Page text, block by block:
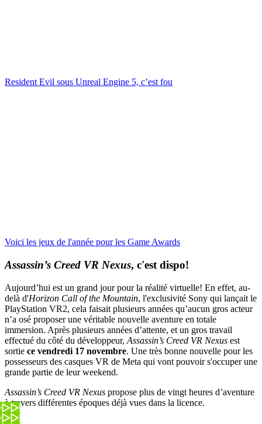
Resident Evil sous Unreal Engine 5, c’est fou
Voici les jeux de l'année pour les Game Awards
Assassin’s Creed VR Nexus, c'est dispo!
Aujourd’hui est un grand jour pour la réalité virtuelle! En effet, au-
delà d'Horizon Call of the Mountain, l'exclusivité Sony qui lançait le
PlayStation VR2, cela faisait plusieurs années qu’aucun gros acteur
n’a osé proposer une véritable nouvelle aventure en totale
immersion. Après plusieurs années d’attente, et un gros travail
effectué du côté du développeur, Assassin’s Creed VR Nexus est
sortie ce vendredi 17 novembre. Une très bonne nouvelle pour les
possesseurs des casques VR de Meta qui vont pouvoir s'occuper une
grande partie de leur weekend.
Assassin’s Creed VR Nexus propose plus de vingt heures d’aventure
à travers différentes époques déjà vues dans la licence.